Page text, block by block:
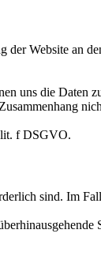
Website an
uns die Daten
lit. f DSGVO.
sind. Im